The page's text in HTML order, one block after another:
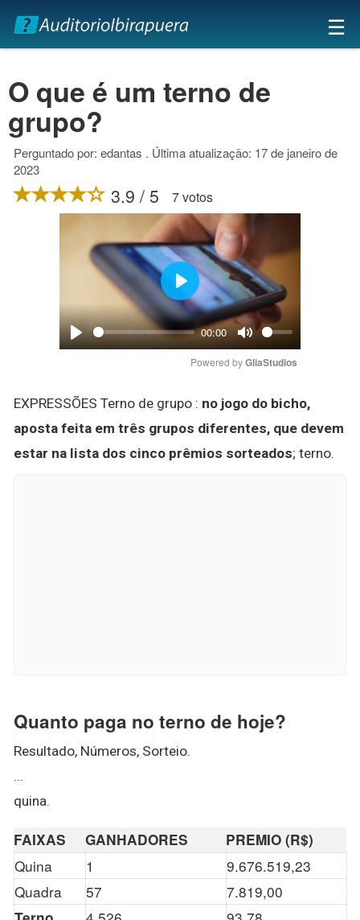
×
☰
O que é um terno de
grupo?
Perguntado por: edantas . Última atualização: 17 de janeiro de
2023
3.9 / 5 7 votos
Play
00:00
Mute
Play
Powered by GliaStudios
EXPRESSÕES Terno de grupo : no jogo do bicho,
aposta feita em três grupos diferentes, que devem
estar na lista dos cinco prêmios sorteados; terno.
Quanto paga no terno de hoje?
Resultado, Números, Sorteio.
...
quina.
FAIXAS GANHADORES PREMIO (R$)
Quina 1
9.676.519,23
Quadra
57 7.819,00